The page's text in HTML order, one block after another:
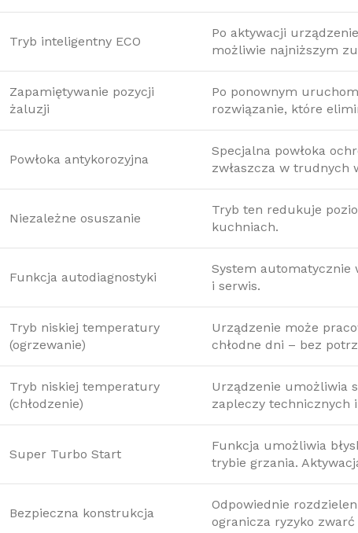
Tryb inteligentny ECO
Po aktywacji
możliwie najniższym
Zapamiętywanie pozycji
żaluzji
Po ponownym
rozwiązanie, które
Powłoka antykorozyjna
Specjalna powłoka
zwłaszcza w trudnych
Niezależne osuszanie
Tryb ten redukuje
kuchniach.
Funkcja autodiagnostyki
System automatycznie
i serwis.
Tryb niskiej temperatury
(ogrzewanie)
Urządzenie może
chłodne dni – bez
Tryb niskiej temperatury
(chłodzenie)
Urządzenie umożliwia
zapleczy technicznych
Super Turbo Start
Funkcja umożliwia
trybie grzania.
Bezpieczna konstrukcja
Odpowiednie
ogranicza ryzyko